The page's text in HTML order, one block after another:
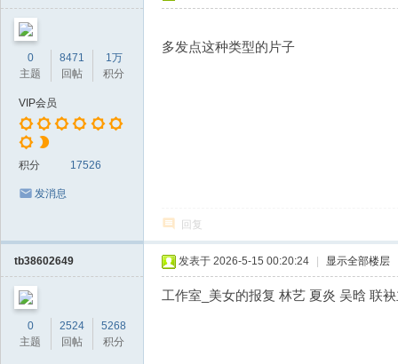
0
主题
8471
回帖
1万
积分
VIP会员
积分 17526
发消息
多发点这种类型的片子
回复
tb38602649
0
主题
2524
回帖
5268
积分
发表于 2026-5-15 00:20:24 显示全部楼层
工作室_美女的报复 林艺 夏炎 吴晗 联